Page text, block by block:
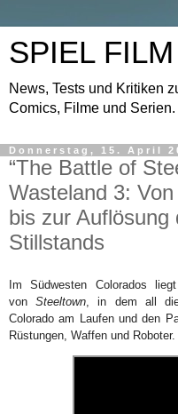
SPIEL
News, Tests und Kritiken
Comics, Filme und Serien.
Donnerstag, 15. April
“The Battle of
Wasteland 3:
bis zur Auflösung
Stillstands
Im Südwesten Colorados
von
Steeltown , in dem all
Colorado am Laufen und den
Rüstungen, Waffen und Roboter.